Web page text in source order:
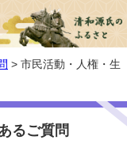
> 市民活動・人権・生
るご質問